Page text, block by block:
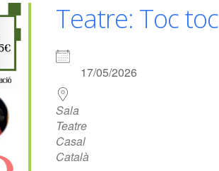
Teatre: Toc toc
17/05/2026
Sala
Teatre
Casal
Català